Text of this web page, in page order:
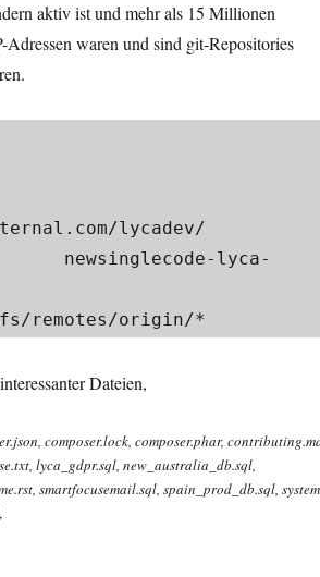
aktiv ist und mehr als 15 Millionen
waren und sind git-Repositories
remotes/origin/*​
Dateien,
composer.lock​, composer.phar​,
lyca_gdpr.sql​, new_australia_db.sql​,
smartfocusemail.sql​, spain_prod_db.sql​,